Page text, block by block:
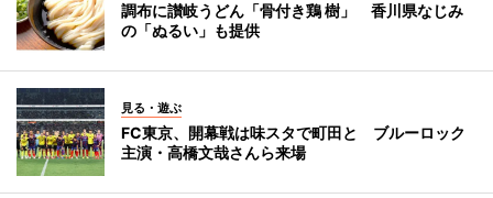
調布に讃岐うどん「骨付き鶏 樹」 香川県なじみ
の「ぬるい」も提供
見る・遊ぶ
FC東京、開幕戦は味スタで町田と ブルーロック
主演・高橋文哉さんら来場